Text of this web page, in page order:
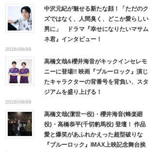
中沢元紀が魅せる新たな顔！「ただのク
ズではなく、人間臭く、どこか愛らしい
男に」 ドラマ『幸せになりたいマサム
ネ君』インタビュー！
2026/08/09
高橋文哉&櫻井海音がキックインセレモ
ニーに登場!! 映画『ブルーロック』演じ
たキャラクターの背番号を背負い、スタ
ジアムを盛り上げる！
2026/08/09
高橋文哉(潔世一役)・櫻井海音(蜂楽廻
役)・高橋恭平(千切豹馬役) 登壇！ 作品
愛と爆笑があふれかえった超型破りな
『ブルーロック』IMAX上映記念舞台挨